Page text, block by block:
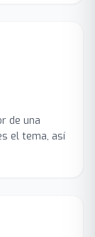
de una
el tema, así